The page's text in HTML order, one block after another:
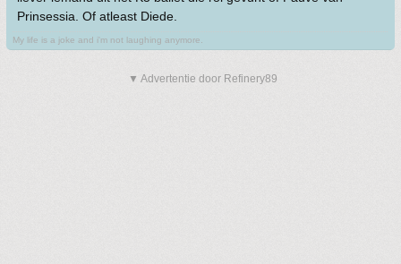
Prinsessia. Of atleast Diede.
My life is a joke and i'm not laughing anymore.
▼ Advertentie door Refinery89